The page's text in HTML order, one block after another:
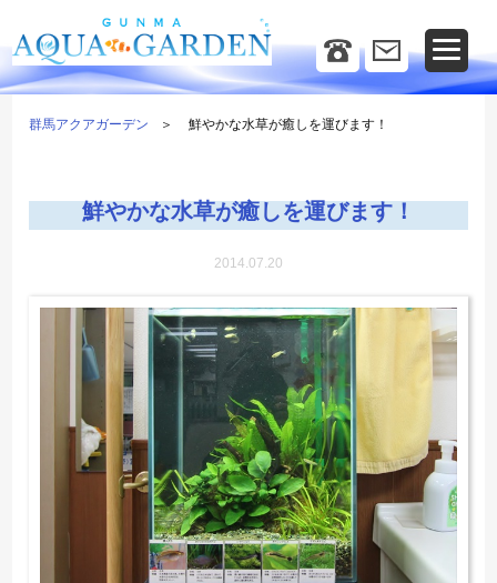
群馬アクアガーデン 鮮やかな水草が癒しを運びます！
鮮やかな水草が癒しを運びます！
2014.07.20